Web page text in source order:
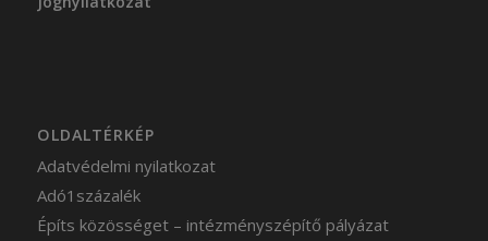
OLDALTÉRKÉP
Adatvédelmi nyilatkozat
Adó1százalék
Építs közösséget – intézményszépítő pályázat